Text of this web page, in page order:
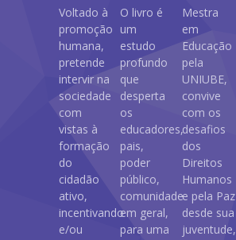
Voltado à
promoção
humana,
pretende
intervir na
sociedade
com
vistas à
formação
do
cidadão
ativo,
incentivando
e/ou
O livro é
um
estudo
profundo
que
desperta
os
educadores,
pais,
poder
público,
comunidade
em geral,
para uma
Mestra
em
Educação
pela
UNIUBE,
convive
com os
desafios
dos
Direitos
Humanos
e pela Paz
desde sua
juventude,